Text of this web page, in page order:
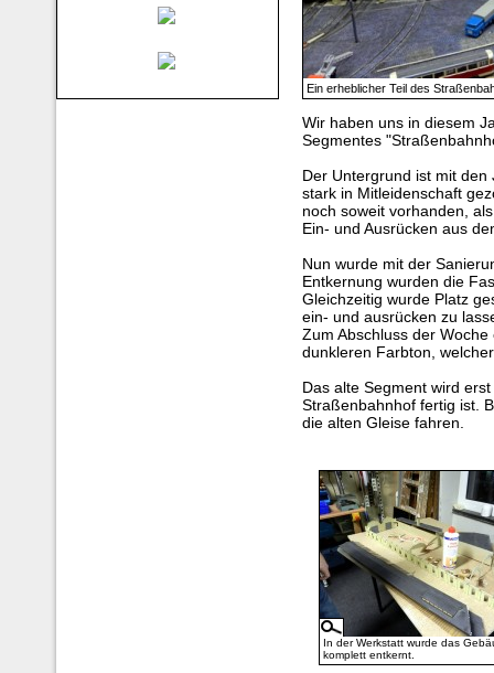
Ein erheblicher Teil des
Wir haben uns in diesem
Segmentes
Der Untergrund ist mit
stark in Mitleidenschaft
noch soweit vorhanden,
Ein- und Ausrücken aus
Nun wurde mit der
Entkernung wurden die
Gleichzeitig wurde Platz
ein- und ausrücken zu
Zum Abschluss der
dunkleren Farbton,
Das alte Segment wird
Straßenbahnhof fertig ist.
die alten Gleise fahren.
In der Werkstatt wurde das
komplett entkernt.